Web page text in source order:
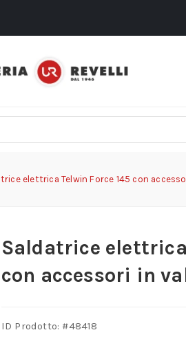
elettrica Telwin Force 145 con
Saldatrice elettrica
con accessori in
ID Prodotto: #48418